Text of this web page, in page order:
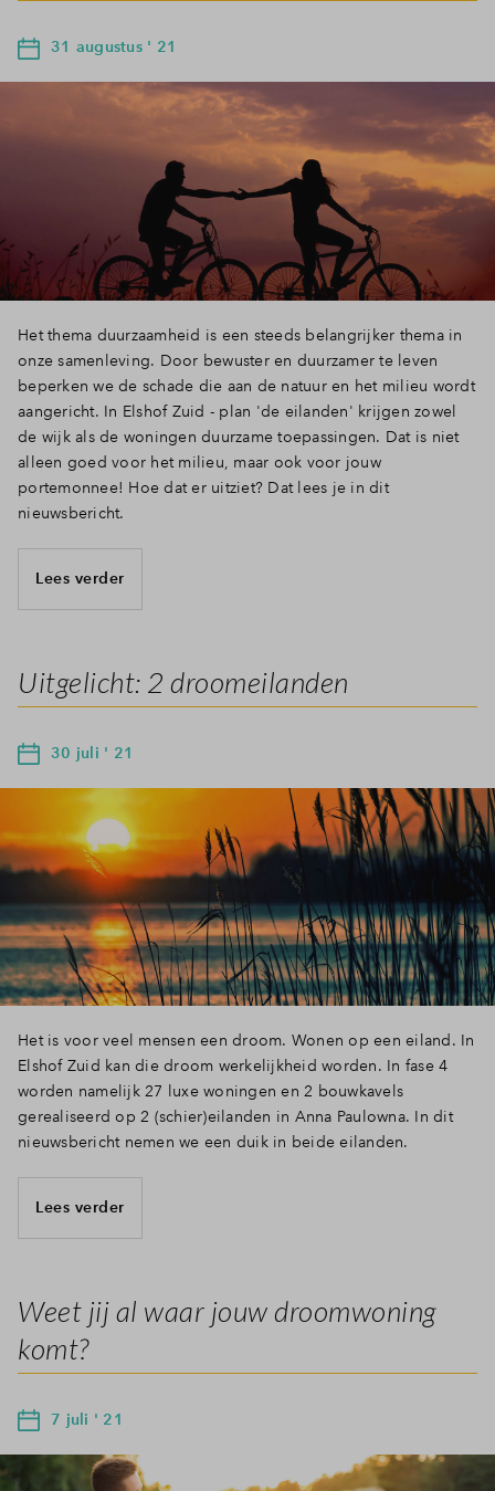
31 augustus ' 21
Het thema duurzaamheid is een steeds belangrijker thema in
onze samenleving. Door bewuster en duurzamer te leven
beperken we de schade die aan de natuur en het milieu wordt
aangericht. In Elshof Zuid - plan 'de eilanden' krijgen zowel
de wijk als de woningen duurzame toepassingen. Dat is niet
alleen goed voor het milieu, maar ook voor jouw
portemonnee! Hoe dat er uitziet? Dat lees je in dit
nieuwsbericht.
Lees verder
Uitgelicht: 2 droomeilanden
30 juli ' 21
Het is voor veel mensen een droom. Wonen op een eiland. In
Elshof Zuid kan die droom werkelijkheid worden. In fase 4
worden namelijk 27 luxe woningen en 2 bouwkavels
gerealiseerd op 2 (schier)eilanden in Anna Paulowna. In dit
nieuwsbericht nemen we een duik in beide eilanden.
Lees verder
Weet jij al waar jouw droomwoning
komt?
7 juli ' 21